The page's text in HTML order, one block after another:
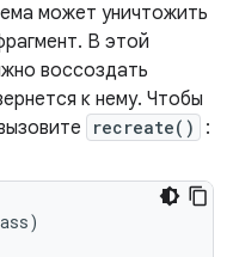
может уничтожить
В этой
воссоздать
к нему. Чтобы
recreate() :
)